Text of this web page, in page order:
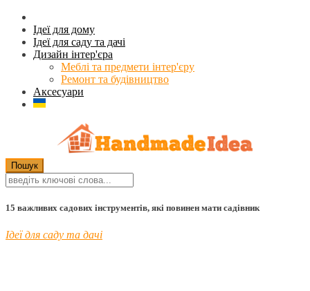
Ідеї для дому
Ідеї для саду та дачі
Дизайн інтер'єра
Меблі та предмети інтер'єру
Ремонт та будівництво
Аксесуари
15 важливих садових інструментів, які повинен мати садівник
Ідеї для саду та дачі